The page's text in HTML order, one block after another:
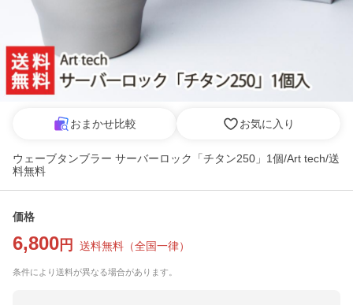
おまかせ比較 お気に入り
ウェーブタンブラー サーバーロック「チタン250」1個/Art tech/送
料無料
価格
6,800 円 送料無料 （全国一律）
条件により送料が異なる場合があります。